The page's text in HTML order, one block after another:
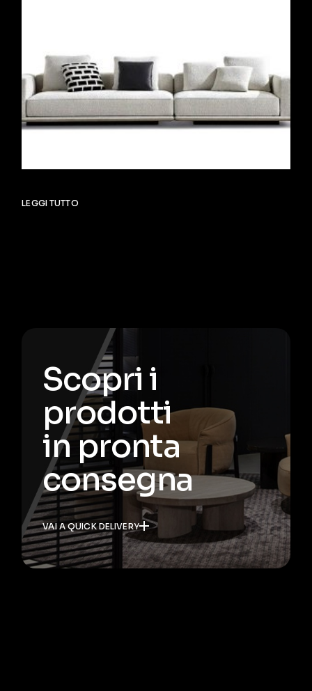
LEGGI TUTTO
Scopri i
prodotti
in pronta
consegna
VAI A QUICK DELIVERY